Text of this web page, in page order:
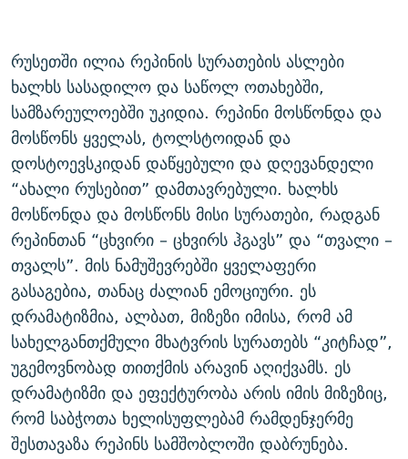
რუსეთში ილია რეპინის სურათების ასლები
ხალხს სასადილო და საწოლ ოთახებში,
სამზარეულოებში უკიდია. რეპინი მოსწონდა და
მოსწონს ყველას, ტოლსტოიდან და
დოსტოევსკიდან დაწყებული და დღევანდელი
“ახალი რუსებით” დამთავრებული. ხალხს
მოსწონდა და მოსწონს მისი სურათები, რადგან
რეპინთან “ცხვირი – ცხვირს ჰგავს” და “თვალი –
თვალს”. მის ნამუშევრებში ყველაფერი
გასაგებია, თანაც ძალიან ემოციური. ეს
დრამატიზმია, ალბათ, მიზეზი იმისა, რომ ამ
სახელგანთქმული მხატვრის სურათებს “კიტჩად”,
უგემოვნობად თითქმის არავინ აღიქვამს. ეს
დრამატიზმი და ეფექტურობა არის იმის მიზეზიც,
რომ საბჭოთა ხელისუფლებამ რამდენჯერმე
შესთავაზა რეპინს სამშობლოში დაბრუნება.